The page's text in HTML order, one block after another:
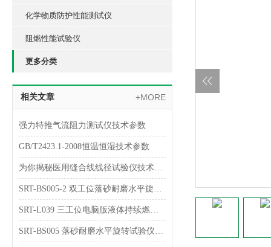
化学物质防护性能测试仪
阻燃性能试验仪
更多分类
相关文章 +MORE
强力特推气流阻力测试仪技术参数
GB/T2423.1-2008恒温恒湿技术参数
为你揭秘医用缝合线线径试验仪技术指南
SRT-BS005-2 双工位落砂耐磨水平旋转试验仪简单介绍 符合检测标准
SRT-L039 三工位电脑版液体持续燃烧试验仪的原理介绍 符合检测标准
SRT-BS005 落砂耐磨水平旋转试验仪介绍 检测稳定